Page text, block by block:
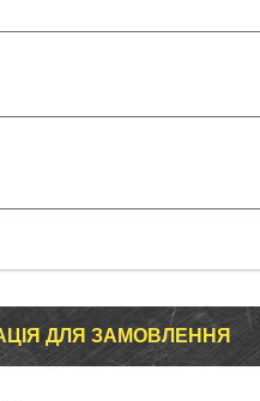
ДЛЯ ЗАМОВЛЕННЯ